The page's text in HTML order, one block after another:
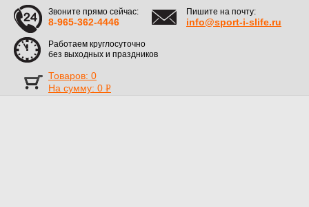
Звоните прямо сейчас:
8-965-362-4446
Пишите на почту:
info@sport-i-slife.ru
Работаем круглосуточно
без выходных и праздников
Товаров: 0
На сумму: 0 Р